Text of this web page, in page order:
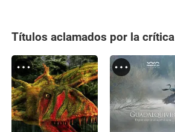
Títulos aclamados por la crítica